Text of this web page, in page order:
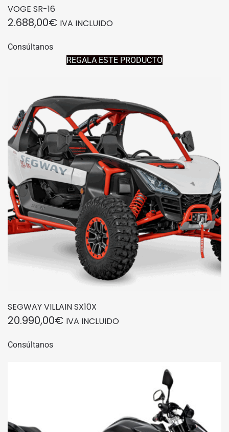
VOGE SR-16
2.688,00€ IVA INCLUIDO
Consúltanos
REGALA ESTE PRODUCTO
SEGWAY VILLAIN SX10X
20.990,00€ IVA INCLUIDO
Consúltanos